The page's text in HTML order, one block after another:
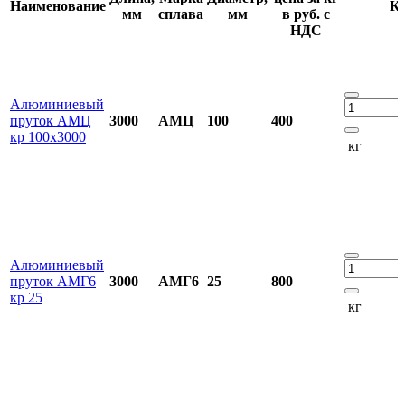
Наименование
мм
сплава
мм
в руб. с
НДС
Алюминиевый
пруток АМЦ
кр 100х3000
3000 АМЦ 100
400
кг
Алюминиевый
пруток АМГ6
кр 25
3000 АМГ6 25
800
кг